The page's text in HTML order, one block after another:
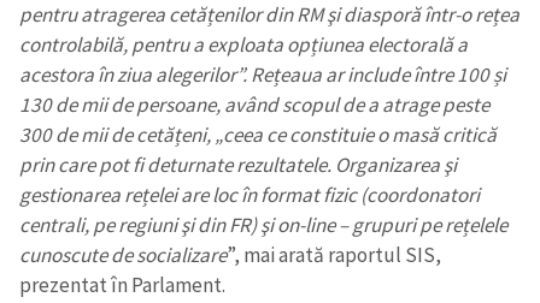
pentru atragerea cetățenilor din RM şi diasporă într-o rețea
controlabilă, pentru a exploata opțiunea electorală a
acestora în ziua alegerilor”. Rețeaua ar include între 100 și
130 de mii de persoane, având scopul de a atrage peste
300 de mii de cetățeni, „ceea ce constituie o masă critică
prin care pot fi deturnate rezultatele. Organizarea şi
gestionarea rețelei are loc în format fizic (coordonatori
centrali, pe regiuni şi din FR) şi on-line – grupuri pe rețelele
cunoscute de socializare”, mai arată raportul SIS,
prezentat în Parlament.